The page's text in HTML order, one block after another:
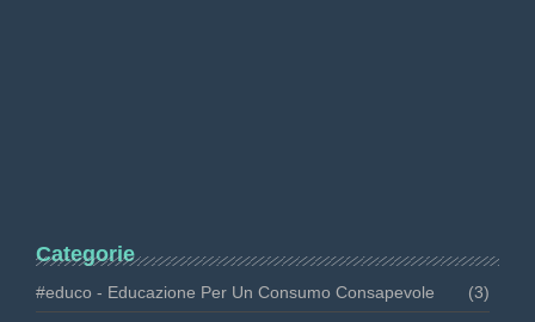
Categorie
#educo - Educazione Per Un Consumo Consapevole (3)